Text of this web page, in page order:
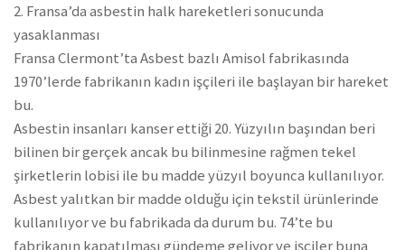
2. Fransa’da asbestin halk hareketleri sonucunda
yasaklanması
Fransa Clermont’ta Asbest bazlı Amisol fabrikasında
1970’lerde fabrikanın kadın işçileri ile başlayan bir hareket
bu.
Asbestin insanları kanser ettiği 20. Yüzyılın başından beri
bilinen bir gerçek ancak bu bilinmesine rağmen tekel
şirketlerin lobisi ile bu madde yüzyıl boyunca kullanılıyor.
Asbest yalıtkan bir madde olduğu için tekstil ürünlerinde
kullanılıyor ve bu fabrikada da durum bu. 74’te bu
fabrikanın kapatılması gündeme geliyor ve işçiler buna